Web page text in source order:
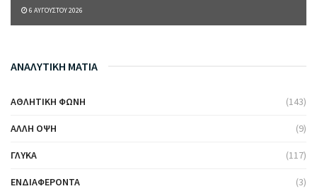
6 ΑΥΓΟΎΣΤΟΥ 2026
ΑΝΑΛΥΤΙΚΗ ΜΑΤΙΑ
ΑΘΛΗΤΙΚΉ ΦΩΝΉ (143)
ΆΛΛΗ ΌΨΗ (9)
ΓΛΥΚΆ (117)
ΕΝΔΙΑΦΈΡΟΝΤΑ (3)